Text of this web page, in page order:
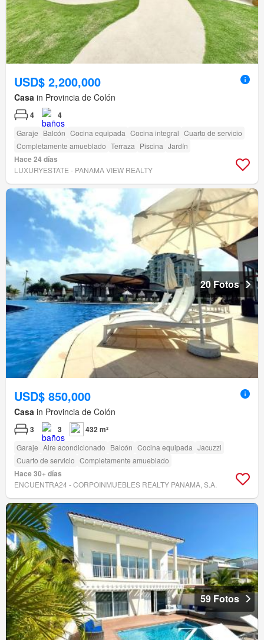
USD$ 2,200,000
Casa in Provincia de Colón
4 4
Garaje Balcón Cocina equipada Cocina integral Cuarto de servicio
Completamente amueblado Terraza Piscina Jardín
Hace 24 días
LUXURYESTATE - PANAMA VIEW REALTY
20 Fotos
USD$ 850,000
Casa in Provincia de Colón
3 3 432 m²
Garaje Aire acondicionado Balcón Cocina equipada Jacuzzi
Cuarto de servicio Completamente amueblado
Hace 30+ días
ENCUENTRA24 - CORPOINMUEBLES REALTY PANAMA, S.A.
59 Fotos